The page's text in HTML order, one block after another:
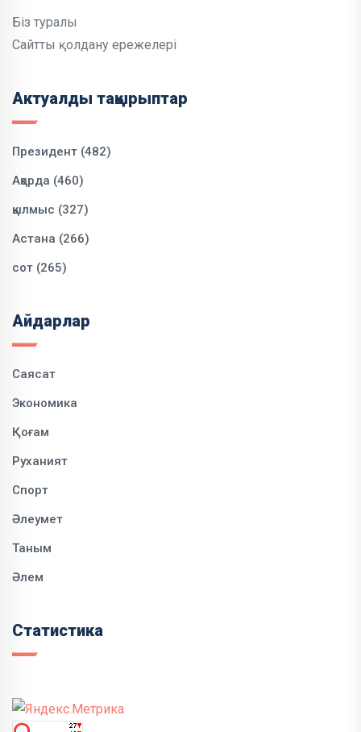
Біз туралы
Сайтты қолдану ережелері
Актуалды тақырыптар
Президент (482)
Ақорда (460)
қылмыс (327)
Астана (266)
сот (265)
Айдарлар
Саясат
Экономика
Қоғам
Руханият
Спорт
Әлеумет
Таным
Әлем
Статистика